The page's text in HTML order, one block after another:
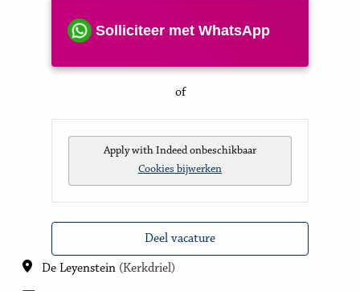
Solliciteer met WhatsApp
of
Apply with Indeed onbeschikbaar
Cookies bijwerken
Deel vacature
De Leyenstein (Kerkdriel)